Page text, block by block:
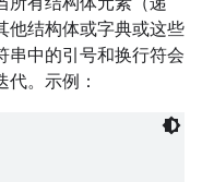
他结构体或字典或这些
串中的引号和换行符会
。示例：